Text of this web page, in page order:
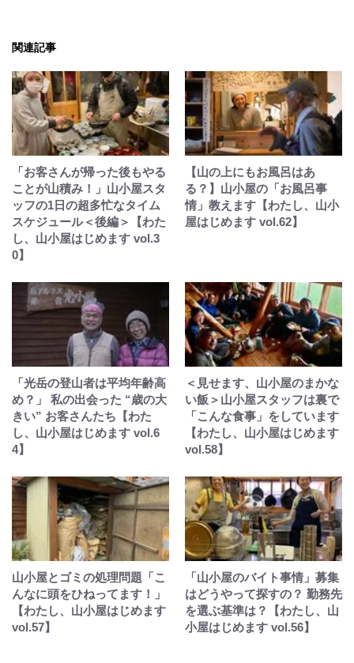
関連記事
「お客さんが帰った後もやる
ことが山積み！」山小屋スタ
ッフの1日の超多忙なタイム
スケジュール＜後編＞【わた
し、山小屋はじめます vol.3
0】
【山の上にもお風呂はあ
る？】山小屋の「お風呂事
情」教えます【わたし、山小
屋はじめます vol.62】
「光岳の登山者は平均年齢高
め？」 私の出会った “歳の大
きい” お客さんたち【わた
し、山小屋はじめます vol.6
4】
＜見せます、山小屋のまかな
い飯＞山小屋スタッフは裏で
「こんな食事」をしています
【わたし、山小屋はじめます
vol.58】
山小屋とゴミの処理問題「こ
んなに頭をひねってます！」
【わたし、山小屋はじめます
vol.57】
「山小屋のバイト事情」募集
はどうやって探すの？ 勤務先
を選ぶ基準は？【わたし、山
小屋はじめます vol.56】